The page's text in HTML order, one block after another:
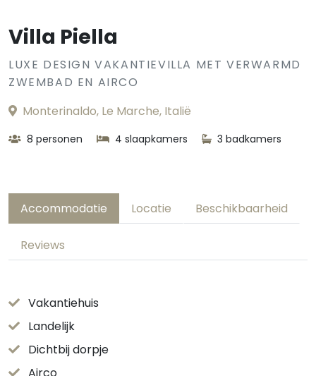
Villa Piella
LUXE DESIGN VAKANTIEVILLA MET VERWARMD
ZWEMBAD EN AIRCO
Monterinaldo, Le Marche, Italië
8 personen 4 slaapkamers 3 badkamers
Accommodatie Locatie Beschikbaarheid
Reviews
Vakantiehuis
Landelijk
Dichtbij dorpje